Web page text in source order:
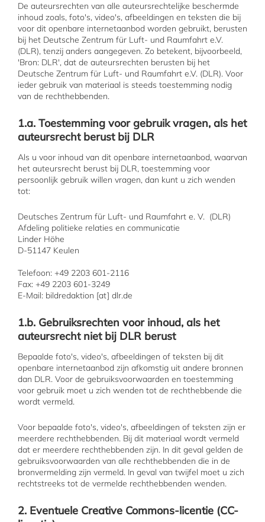
De auteursrechten van alle auteursrechtelijke beschermde
inhoud zoals, foto's, video's, afbeeldingen en teksten die bij
voor dit openbare internetaanbod worden gebruikt, berusten
bij het Deutsche Zentrum für Luft- und Raumfahrt e.V.
(DLR), tenzij anders aangegeven. Zo betekent, bijvoorbeeld,
'Bron: DLR', dat de auteursrechten berusten bij het
Deutsche Zentrum für Luft- und Raumfahrt e.V. (DLR). Voor
ieder gebruik van materiaal is steeds toestemming nodig
van de rechthebbenden.
1.a. Toestemming voor gebruik vragen, als het
auteursrecht berust bij DLR
Als u voor inhoud van dit openbare internetaanbod, waarvan
het auteursrecht berust bij DLR, toestemming voor
persoonlijk gebruik willen vragen, dan kunt u zich wenden
tot:
Deutsches Zentrum für Luft- und Raumfahrt e. V. (DLR)
Afdeling politieke relaties en communicatie
Linder Höhe
D-51147 Keulen
Telefoon: +49 2203 601-2116
Fax: +49 2203 601-3249
E-Mail: bildredaktion [at] dlr.de
1.b. Gebruiksrechten voor inhoud, als het
auteursrecht niet bij DLR berust
Bepaalde foto's, video's, afbeeldingen of teksten bij dit
openbare internetaanbod zijn afkomstig uit andere bronnen
dan DLR. Voor de gebruiksvoorwaarden en toestemming
voor gebruik moet u zich wenden tot de rechthebbende die
wordt vermeld.
Voor bepaalde foto's, video's, afbeeldingen of teksten zijn er
meerdere rechthebbenden. Bij dit materiaal wordt vermeld
dat er meerdere rechthebbenden zijn. In dit geval gelden de
gebruiksvoorwaarden van alle rechthebbenden die in de
bronvermelding zijn vermeld. In geval van twijfel moet u zich
rechtstreeks tot de vermelde rechthebbenden wenden.
2. Eventuele Creative Commons-licentie (CC-